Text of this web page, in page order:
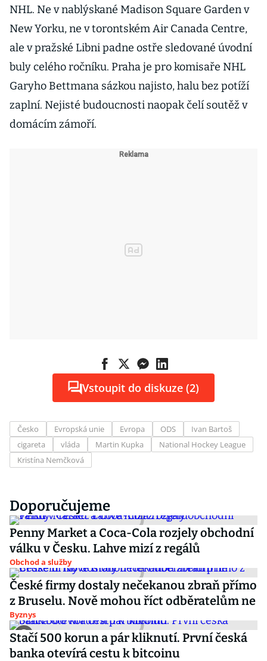
NHL. Ne v nablýskané Madison Square Garden v
New Yorku, ne v torontském Air Canada Centre,
ale v pražské Libni padne ostře sledované úvodní
buly celého ročníku. Praha je pro komisaře NHL
Garyho Bettmana sázkou najisto, halu bez potíží
zaplní. Nejisté budoucnosti naopak čelí soutěž v
domácím zámoří.
Vstoupit do diskuze (2)
Česko Evropská unie Evropa ODS
Ivan Bartoš
cigareta
vláda Martin Kupka
National Hockey League
Kristína Nemčková
Doporučujeme
Penny Market a Coca-Cola rozjely obchodní
válku v Česku. Lahve mizí z regálů
Obchod a služby
České firmy dostaly nečekanou zbraň přímo
z Bruselu. Nově mohou říct odběratelům ne
Byznys
Stačí 500 korun a pár kliknutí. První česká
banka otevírá cestu k bitcoinu